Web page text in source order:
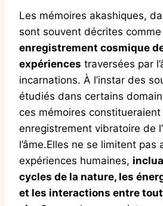
Les mémoires akashiques,
sont souvent décrites comme
enregistrement cosmique
expériences traversées par
incarnations. À l’instar des
étudiés dans certains
ces mémoires constitueraient
enregistrement vibratoire de
l’âme.Elles ne se limitent pas
expériences humaines,
cycles de la nature, les
et les interactions entre